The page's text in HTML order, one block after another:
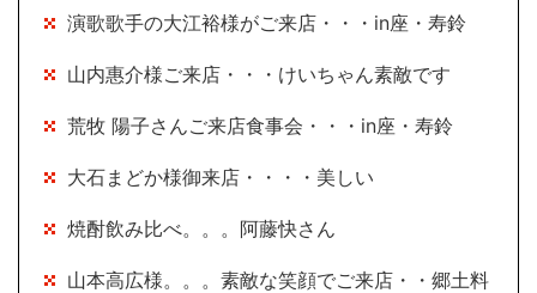
演歌歌手の大江裕様がご来店・・・in座・寿鈴
山内惠介様ご来店・・・けいちゃん素敵です
荒牧 陽子さんご来店食事会・・・in座・寿鈴
大石まどか様御来店・・・・美しい
焼酎飲み比べ。。。阿藤快さん
山本高広様。。。素敵な笑顔でご来店・・郷土料